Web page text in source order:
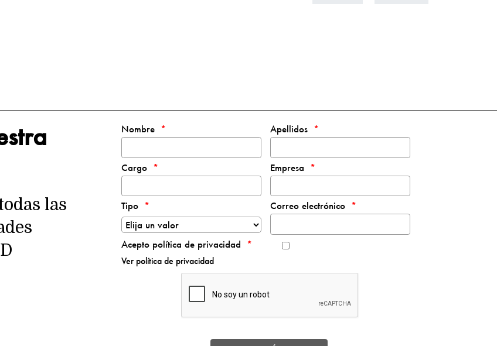
las
Nombre Apellidos
Cargo Empresa
Tipo Correo electrónico
Acepto política de privacidad
Ver política de privacidad